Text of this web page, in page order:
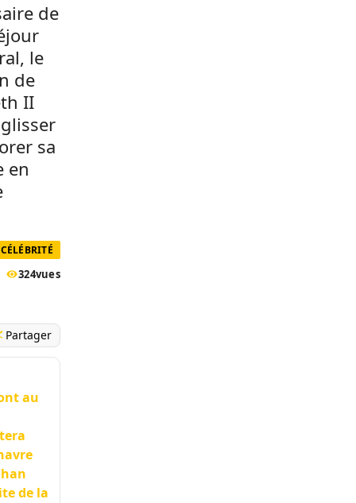
de
le
de
II
sa
en
CÉLÉBRITÉ
324vues
Partager
au
de la